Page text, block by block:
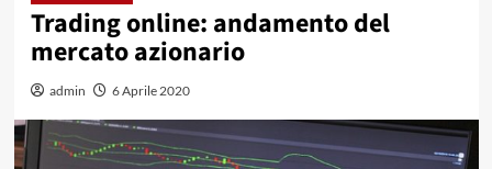
Trading online: andamento del
mercato azionario
admin 6 Aprile 2020